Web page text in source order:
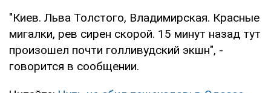
"Киев. Льва Толстого, Владимирская. Красные
мигалки, рев сирен скорой. 15 минут назад тут
произошел почти голливудский экшн", -
говорится в сообщении.